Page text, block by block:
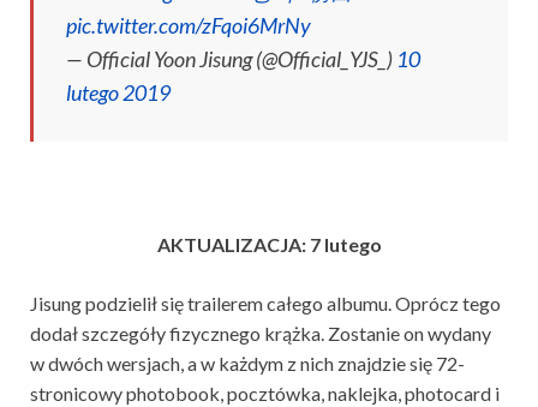
pic.twitter.com/zFqoi6MrNy
— Official Yoon Jisung (@Official_YJS_) 10
lutego 2019
AKTUALIZACJA: 7 lutego
Jisung podzielił się trailerem całego albumu. Oprócz tego
dodał szczegóły fizycznego krążka. Zostanie on wydany
w dwóch wersjach, a w każdym z nich znajdzie się 72-
stronicowy photobook, pocztówka, naklejka, photocard i